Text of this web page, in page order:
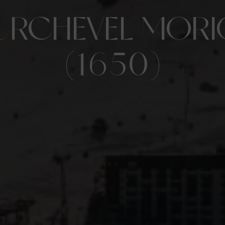
(1650)